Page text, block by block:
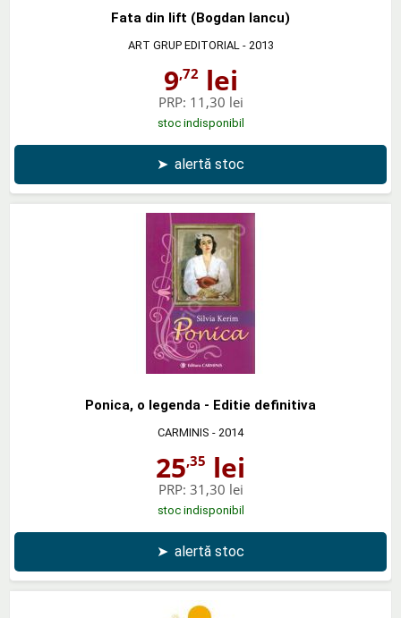
Fata din lift (Bogdan Iancu)
ART GRUP EDITORIAL - 2013
9,72lei
PRP: 11,30 lei
stoc indisponibil
➤ alertă stoc
Ponica, o legenda - Editie definitiva
CARMINIS - 2014
25,35 lei
PRP: 31,30 lei
stoc indisponibil
➤ alertă stoc